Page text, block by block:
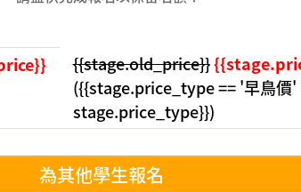
{{stage.old_price}}
({{stage.price_type == '早鳥價'
stage.price_type}})
為其他學生報名